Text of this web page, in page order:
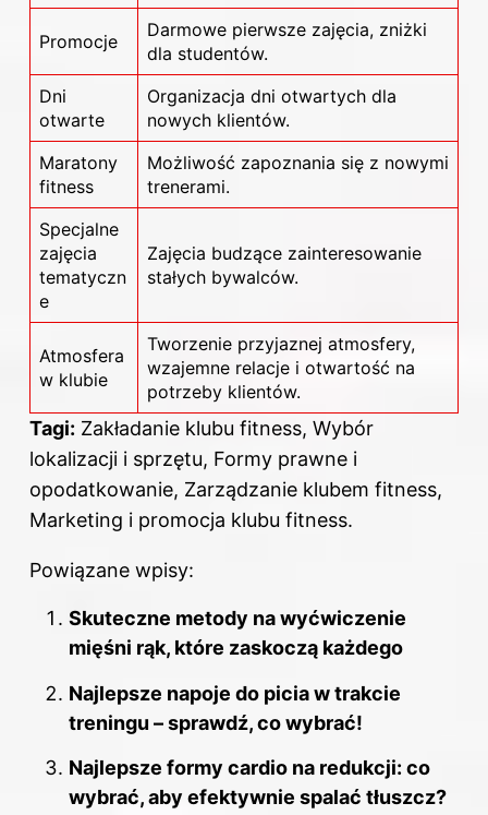
Promocje
Darmowe pierwsze zajęcia, zniżki
dla studentów.
Dni
otwarte
Organizacja dni otwartych dla
nowych klientów.
Maratony
fitness
Możliwość zapoznania się z nowymi
trenerami.
Specjalne
zajęcia
tematyczn
e
Zajęcia budzące zainteresowanie
stałych bywalców.
Atmosfera
w klubie
Tworzenie przyjaznej atmosfery,
wzajemne relacje i otwartość na
potrzeby klientów.
Tagi: Zakładanie klubu fitness, Wybór
lokalizacji i sprzętu, Formy prawne i
opodatkowanie, Zarządzanie klubem fitness,
Marketing i promocja klubu fitness.
Powiązane wpisy:
Skuteczne metody na wyćwiczenie
mięśni rąk, które zaskoczą każdego
Najlepsze napoje do picia w trakcie
treningu – sprawdź, co wybrać!
Najlepsze formy cardio na redukcji: co
wybrać, aby efektywnie spalać tłuszcz?